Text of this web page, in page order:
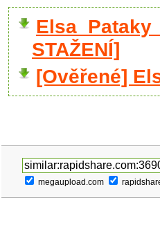
STAŽENÍ]
[Ověřené]
megaupload.com